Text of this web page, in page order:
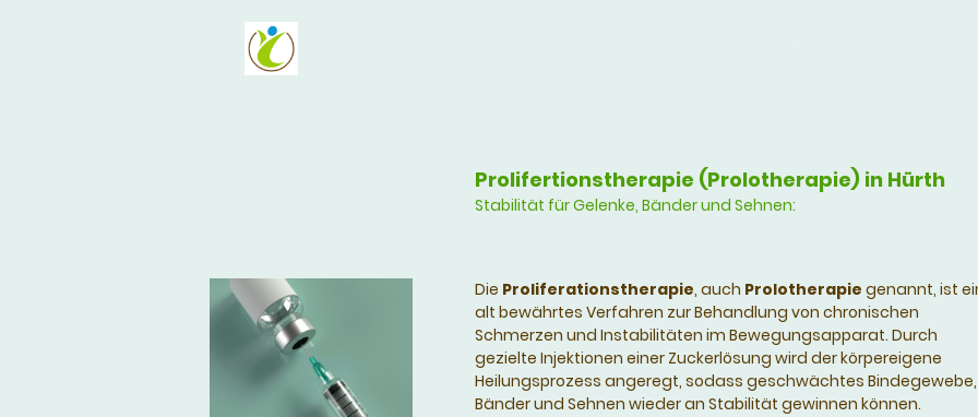
Prolifertionstherapie (Prolotherapie) in Hürth
Stabilität für Gelenke, Bänder und Sehnen:
Die Proliferationstherapie, auch Prolotherapie genannt, ist
alt bewährtes Verfahren zur Behandlung von chronischen
Schmerzen und Instabilitäten im Bewegungsapparat. Durch
gezielte Injektionen einer Zuckerlösung wird der körpereigene
Heilungsprozess angeregt, sodass geschwächtes Bindegewebe,
Bänder und Sehnen wieder an Stabilität gewinnen können.